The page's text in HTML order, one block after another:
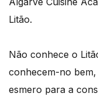
Litão.
Não conhece o
conhecem-no
esmero para a